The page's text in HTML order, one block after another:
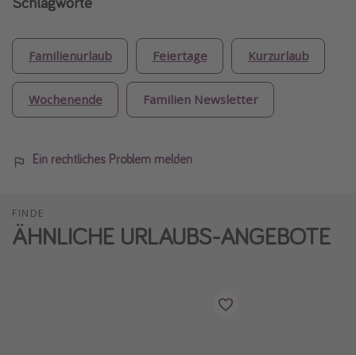
Familienurlaub Feiertage Kurzurlaub
Wochenende Familien Newsletter
Ein rechtliches Problem melden
FINDE
ÄHNLICHE URLAUBS-ANGEBOTE